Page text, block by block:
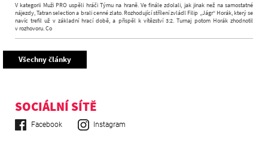
V kategorii Muži PRO uspěli hráči Týmu na hraně. Ve finále zdolali, jak jinak než na samostatné
nájezdy, Tatran selection a brali cenné zlato. Rozhodující střílení zvládl Filip „Jágr“ Horák, který se
navíc trefil už v základní hrací době, a přispěl k vítězství 3:2. Turnaj potom Horák zhodnotil
v rozhovoru. Co
Všechny články
SOCIÁLNÍ SÍTĚ
Facebook Instagram